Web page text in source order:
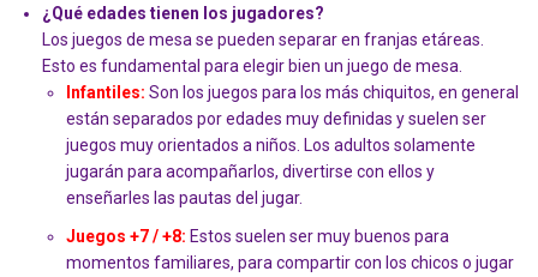
¿Qué edades tienen los jugadores?
Los juegos de mesa se pueden separar en franjas etáreas.
Esto es fundamental para elegir bien un juego de mesa.
Infantiles: Son los juegos para los más chiquitos, en general
están separados por edades muy definidas y suelen ser
juegos muy orientados a niños. Los adultos solamente
jugarán para acompañarlos, divertirse con ellos y
enseñarles las pautas del jugar.
Juegos +7 / +8: Estos suelen ser muy buenos para
momentos familiares, para compartir con los chicos o jugar